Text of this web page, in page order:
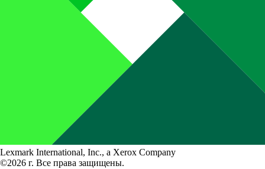
Lexmark International, Inc., a Xerox Company
©2026 г. Все права защищены.